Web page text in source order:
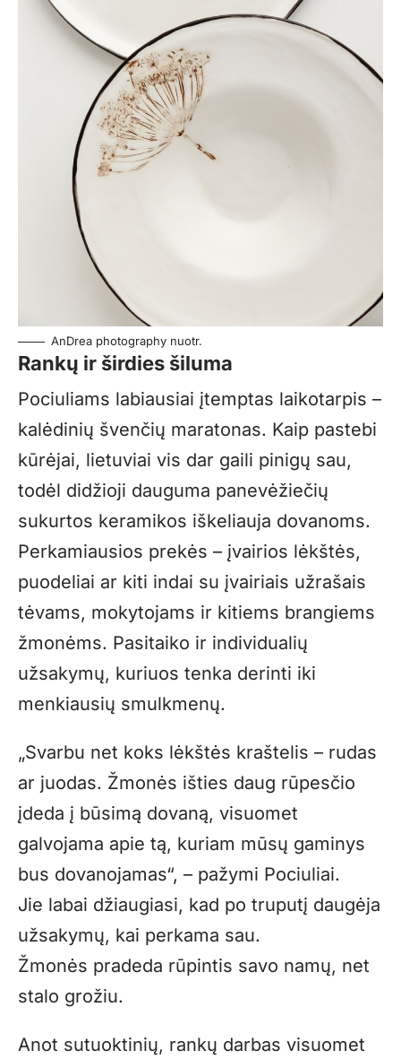
AnDrea photography nuotr.
Rankų ir širdies šiluma
Pociuliams labiausiai įtemptas laikotarpis –
kalėdinių švenčių maratonas. Kaip pastebi
kūrėjai, lietuviai vis dar gaili pinigų sau,
todėl didžioji dauguma panevėžiečių
sukurtos keramikos iškeliauja dovanoms.
Perkamiausios prekės – įvairios lėkštės,
puodeliai ar kiti indai su įvairiais užrašais
tėvams, mokytojams ir kitiems brangiems
žmonėms. Pasitaiko ir individualių
užsakymų, kuriuos tenka derinti iki
menkiausių smulkmenų.
„Svarbu net koks lėkštės kraštelis – rudas
ar juodas. Žmonės išties daug rūpesčio
įdeda į būsimą dovaną, visuomet
galvojama apie tą, kuriam mūsų gaminys
bus dovanojamas“, – pažymi Pociuliai.
Jie labai džiaugiasi, kad po truputį daugėja
užsakymų, kai perkama sau.
Žmonės pradeda rūpintis savo namų, net
stalo grožiu.
Anot sutuoktinių, rankų darbas visuomet